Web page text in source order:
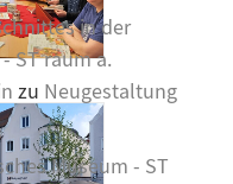
in der
ST raum a.
zu Neugestaltung
Museum - ST